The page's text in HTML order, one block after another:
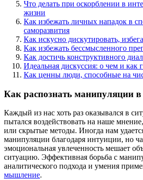
Что делать при оскорблении в
жизни
Как избежать личных нападок в
саморазвития
Как искусно дискутировать,
Как избежать бессмысленного
Как достичь конструктивного
Идеальная дискуссия: о чем и как
Как ценны люди, способные на
Как распознать манипуляции
Каждый из нас хоть раз оказывался в
пытался воздействовать на наше
или скрытые методы. Иногда нам
манипуляции благодаря интуиции, но
эмоциональная увлеченность мешает
ситуацию. Эффективная борьба с
аналитического подхода и умения
мышление.